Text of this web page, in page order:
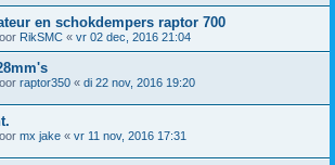
en schokdempers raptor 700
RikSMC « vr 02 dec, 2016 21:04
raptor350 « di 22 nov, 2016 19:20
mx jake « vr 11 nov, 2016 17:31